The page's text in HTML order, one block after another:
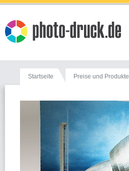
Startseite Preise und Produkte